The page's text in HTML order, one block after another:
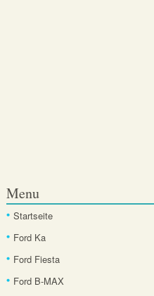
Menu
Startseite
Ford Ka
Ford Fiesta
Ford B-MAX